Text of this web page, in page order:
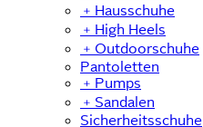
﹢ Hausschuhe
﹢ High Heels
﹢ Outdoorschuhe
Pantoletten
﹢ Pumps
﹢ Sandalen
Sicherheitsschuhe